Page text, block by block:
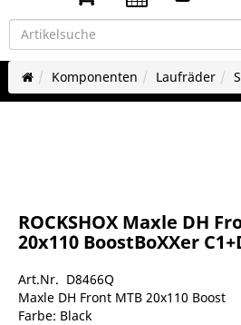
Komponenten Laufräder
ROCKSHOX Maxle DH
20x110 BoostBoXXer
Art.Nr. D8466Q
Maxle DH Front MTB 20x110 Boost
Farbe: Black